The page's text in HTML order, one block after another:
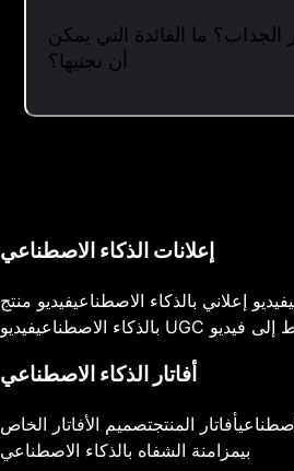
الجذاب؟ ما الفائدة التي يمكن
أن نجنيها؟
إعلانات الذكاء الاصطناعي
فيديو إعلاني بالذكاء الاصطناعيفيديو منتج
بالذكاء الاصطناعي
إلى فيديو
أفاتار الذكاء الاصطناعي
أفاتار المنتجتصميم الأفاتار الخاص
بيمزامنة الشفاه بالذكاء الاصطناعي